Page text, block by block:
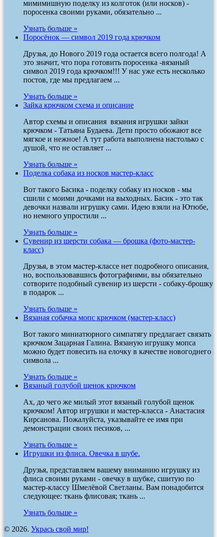
мимимишную поделку из колготок (или носков) -
поросенка своими руками, обязательно ...
Узнать больше »
Поросёнок — символ 2019 года крючком
Друзья, до Нового 2019 года остается всего полгода! А
это значит, что пора готовить поросенка -вязаный
символ 2019 года крючком!!! У нас уже есть несколько
постов, где мы предлагаем ...
Узнать больше »
Зайка крючком схема и описание
Автор схемы и описания вязания игрушки зайки
крючком - Татьяна Будаева. Дети просто обожают все
мягкое и нежное! А тут работа выполнена настолько с
душой, что не оставляет ...
Узнать больше »
Поделка собака из носков мастер-класс
Вот такого Басика - поделку собаку из носков - мы
сшили с моими дочками на выходных. Басик - это так
девочки назвали игрушку сами. Идею взяли на Ютюбе,
но немного упростили ...
Узнать больше »
Сувенир из шерсти собака — брошка (фото-мастер-
класс)
Друзья, в этом мастер-классе нет подробного описания,
но, воспользовавшись фотографиями, вы обязательно
сотворите подобный сувенир из шерсти - собаку-брошку
в подарок ...
Узнать больше »
Вязаная собачка мопс крючком (мастер-класс)
Вот такого миниатюрного симпатягу предлагает связать
крючком Зацарная Галина. Вязаную игрушку мопса
можно будет повесить на елочку в качестве новогоднего
символа ...
Узнать больше »
Вязаный голубой щенок крючком
Ах, до чего же милый этот вязаный голубой щенок
крючком! Автор игрушки и мастер-класса - Анастасия
Кирсанова. Пожалуйста, указывайте ее имя при
демонстрации своих песиков, ...
Узнать больше »
Игрушки из флиса. Овечка в шубе.
Друзья, представляем вашему вниманию игрушку из
флиса своими руками - овечку в шубке, сшитую по
мастер-классу Шмелёвой Светланы. Вам понадобится
следующее: ткань флисовая; ткань ...
Узнать больше »
© 2026. Укрась свой мир!